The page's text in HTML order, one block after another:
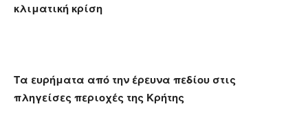
κλιματική κρίση
Τα ευρήματα από την έρευνα πεδίου στις
πληγείσες περιοχές της Κρήτης